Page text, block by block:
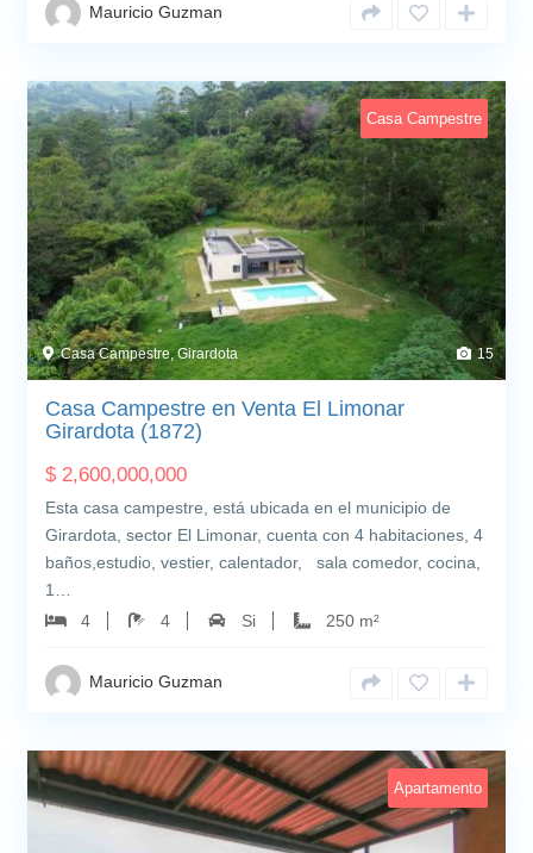
Mauricio Guzman
Casa Campestre
Casa Campestre, Girardota 15
Casa Campestre en Venta El Limonar
Girardota (1872)
$ 2,600,000,000
Esta casa campestre, está ubicada en el municipio de
Girardota, sector El Limonar, cuenta con 4 habitaciones, 4
baños,estudio, vestier, calentador, sala comedor, cocina,
1…
4
4 Si 250 m²
Mauricio Guzman
Apartamento